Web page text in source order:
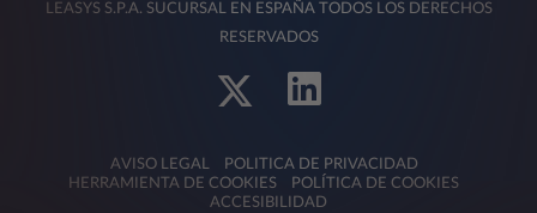
LEASYS S.P.A. SUCURSAL EN ESPAÑA TODOS LOS DERECHOS
RESERVADOS
AVISO LEGAL
POLITICA DE PRIVACIDAD
HERRAMIENTA DE COOKIES
POLÍTICA DE COOKIES
ACCESIBILIDAD